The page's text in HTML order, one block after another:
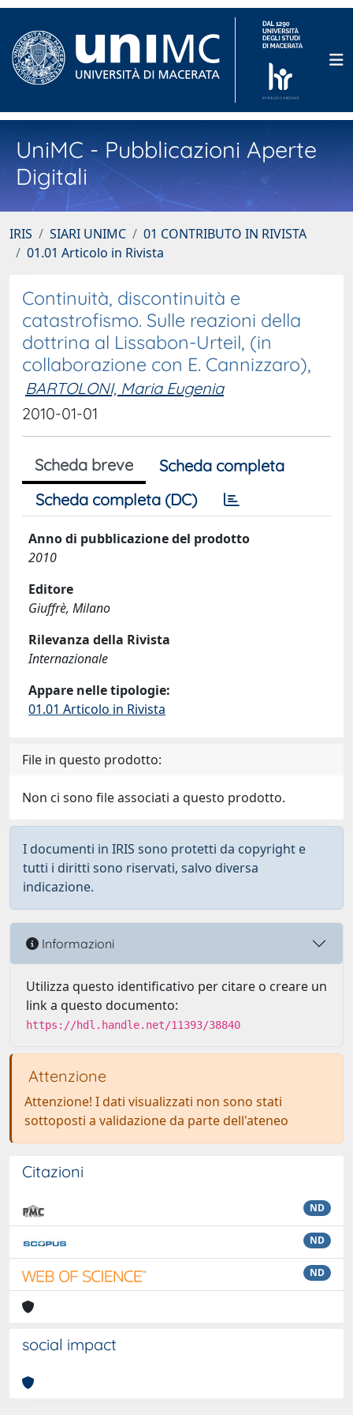
UniMC - Pubblicazioni Aperte
Digitali
IRIS SIARI UNIMC
01 CONTRIBUTO IN RIVISTA
01.01 Articolo in Rivista
Continuità, discontinuità e
catastrofismo. Sulle reazioni della
dottrina al Lissabon-Urteil, (in
collaborazione con E. Cannizzaro),
BARTOLONI, Maria Eugenia
2010-01-01
Scheda breve
Scheda completa
Scheda completa (DC)
Anno di pubblicazione del prodotto
2010
Editore
Giuffrè, Milano
Rilevanza della Rivista
Internazionale
Appare nelle tipologie:
01.01 Articolo in Rivista
File in questo prodotto:
Non ci sono file associati a questo prodotto.
I documenti in IRIS sono protetti da copyright e
tutti i diritti sono riservati, salvo diversa
indicazione.
Informazioni
Utilizza questo identificativo per citare o creare un
link a questo documento:
https://hdl.handle.net/11393/38840
Attenzione
Attenzione! I dati visualizzati non sono stati
sottoposti a validazione da parte dell'ateneo
Citazioni
ND
ND
ND
social impact